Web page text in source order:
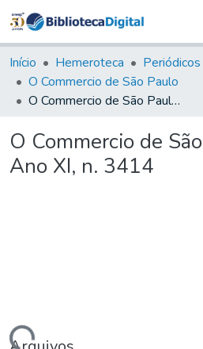
&
Tudo na
Biblioteca
Início Hemeroteca
O Commercio de São Paulo
O Commercio de São Paulo, 1903, Ano XI, n. 3414
O Commercio de
Ano XI, n. 3414